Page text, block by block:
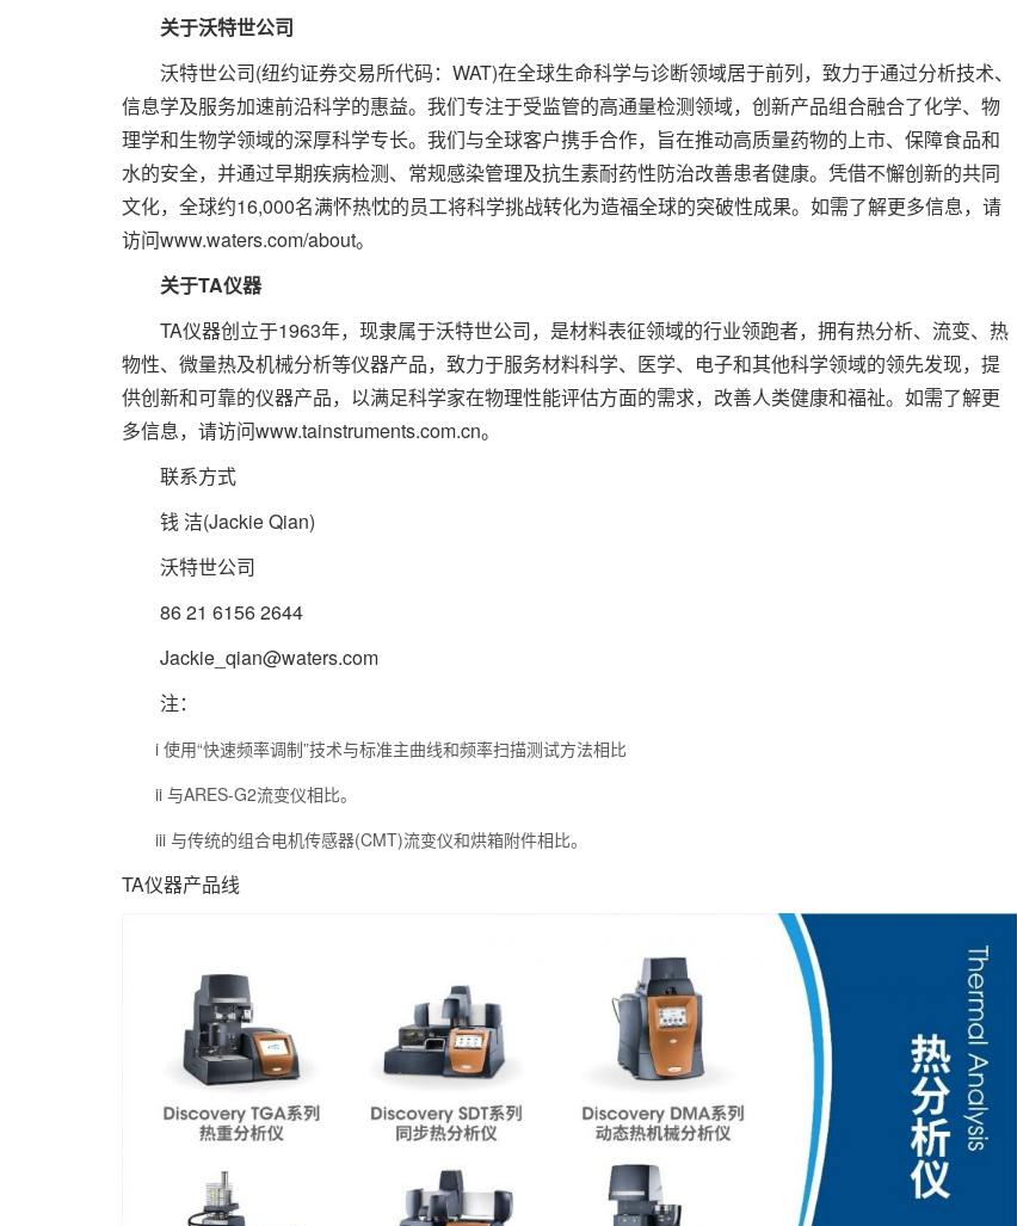
关于沃特世公司
沃特世公司(纽约证券交易所代码：WAT)在全球生命科学与诊断领域居于前列，致力于通过分析技术、
信息学及服务加速前沿科学的惠益。我们专注于受监管的高通量检测领域，创新产品组合融合了化学、物
理学和生物学领域的深厚科学专长。我们与全球客户携手合作，旨在推动高质量药物的上市、保障食品和
水的安全，并通过早期疾病检测、常规感染管理及抗生素耐药性防治改善患者健康。凭借不懈创新的共同
文化，全球约16,000名满怀热忱的员工将科学挑战转化为造福全球的突破性成果。如需了解更多信息，请
访问www.waters.com/about。
关于TA仪器
TA仪器创立于1963年，现隶属于沃特世公司，是材料表征领域的行业领跑者，拥有热分析、流变、热
物性、微量热及机械分析等仪器产品，致力于服务材料科学、医学、电子和其他科学领域的领先发现，提
供创新和可靠的仪器产品，以满足科学家在物理性能评估方面的需求，改善人类健康和福祉。如需了解更
多信息，请访问www.tainstruments.com.cn。
联系方式
钱 洁(Jackie Qian)
沃特世公司
86 21 6156 2644
Jackie_qian@waters.com
注：
i 使用“快速频率调制”技术与标准主曲线和频率扫描测试方法相比
ii 与ARES-G2流变仪相比。
iii 与传统的组合电机传感器(CMT)流变仪和烘箱附件相比。
TA仪器产品线